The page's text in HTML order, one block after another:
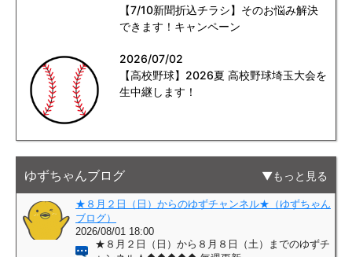
【7/10新聞折込チラシ】そのお悩み解決
できます！キャンペーン
2026/07/02
【高校野球】2026夏 高校野球埼玉大会を
生中継します！
ゆずちゃんブログ もっと見る